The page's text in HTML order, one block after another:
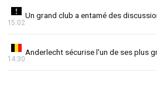
Un grand club a entamé des
15:02
Anderlecht sécurise l'un de ses plus
14:30